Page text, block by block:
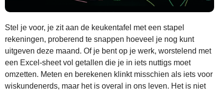
Stel je voor, je zit aan de keukentafel met een stapel
rekeningen, proberend te snappen hoeveel je nog kunt
uitgeven deze maand. Of je bent op je werk, worstelend met
een Excel-sheet vol getallen die je in iets nuttigs moet
omzetten. Meten en berekenen klinkt misschien als iets voor
wiskundenerds, maar het is overal in ons leven. Het is niet